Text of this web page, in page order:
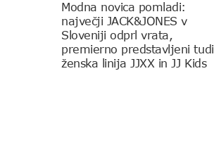
Modna novica pomladi:
največji JACK&JONES v
Sloveniji odprl vrata,
premierno predstavljeni tudi
ženska linija JJXX in JJ Kids